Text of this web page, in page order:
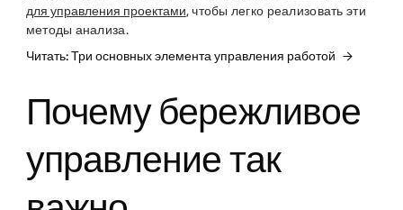
для управления проектами, чтобы легко реализовать эти
методы анализа.
Читать: Три основных элемента управления работой
Почему бережливое
управление так